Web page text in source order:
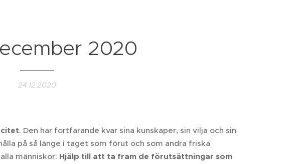
2020
24.12.2020
. Den har fortfarande kvar sina kunskaper, sin vilja och sin
på så länge i taget som förut och som andra friska
människor: Hjälp till att ta fram de förutsättningar som